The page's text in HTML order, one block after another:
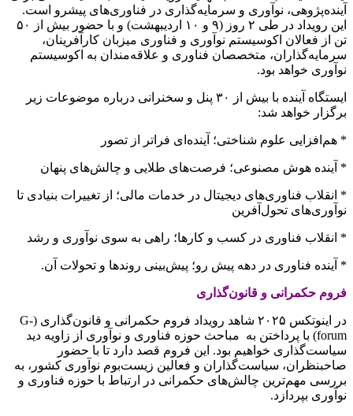
آینده‌پژوهی، نوآوری و سرمایه‌گذاری در فناوری‌های پیشرو است.
این رویداد در طی ۲ روز (۹ و ۱۰ اردیبهشت) و با حضور بیش از ۵۰
تن از فعالان اکوسیستم نوآوری و فناوری میزبان کارآفرینان،
سرمایه‌گذاران، متخصصان فناوری و علاقه‌مندان به اکوسیستم
نوآوری خواهد بود.
ایستگاه آینده با بیش از ۳۰ پنل و سخنرانی درباره موضوعات زیر
برگزار خواهد شد:
* هم‌افزایی علوم شناختی؛ آینده‌ای فراتر از تصور
* آینده هوش مصنوعی؛ فرصت‌های طلایی و چالش‌های پنهان
* انقلاب فناوری‌های دیجیتال در خدمات مالی؛ از تغییرات بنیادی تا
نوآوری‌های تحول‌آفرین
* انقلاب فناوری در کسب و کارها؛ راهی به سوی نوآوری و رشد
* آینده فناوری در دهه پیش رو؛ پیش‌بینی روندها و تحولات آن.
فروم حکمرانی و قانون‌گذاری
در اینوتکس ۲۰۲۵ شاهد رویداد فروم حکمرانی و قانون‌گذاری (G-
forum) با پرداختن به مباحث حوزه فناوری و نوآوری از زاویه دید
سیاست‌گذاری خواهیم بود. این فروم قصد دارد تا با حضور
صاحبنظران، سیاست‌گذاران و فعالین زیست‌بوم نوآوری کشور، به
بررسی مهم‌ترین چالش‌های حکمرانی در ارتباط با حوزه فناوری و
نوآوری بپردازد.